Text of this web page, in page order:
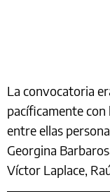
La convocatoria
pacíficamente con
entre ellas
Georgina
Víctor Laplace,